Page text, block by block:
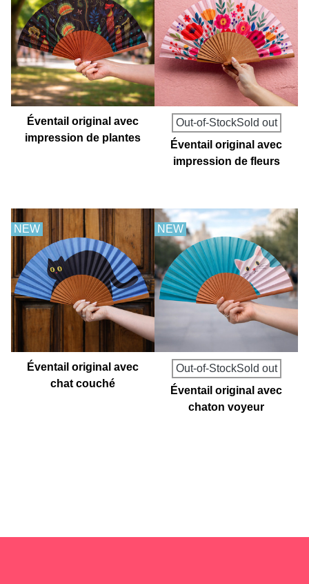
Éventail original avec
impression de plantes
Out-of-StockSold out
Éventail original avec
impression de fleurs
NEW
Éventail original avec
chat couché
NEW
Out-of-StockSold out
Éventail original avec
chaton voyeur